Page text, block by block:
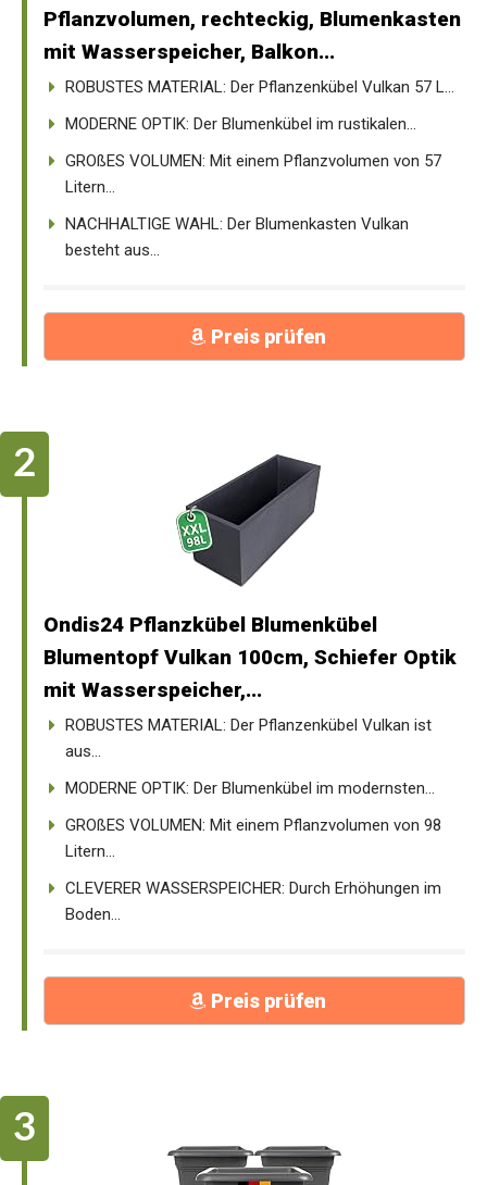
Pflanzvolumen, rechteckig, Blumenkasten
mit Wasserspeicher, Balkon...
ROBUSTES MATERIAL: Der Pflanzenkübel Vulkan 57 L...
MODERNE OPTIK: Der Blumenkübel im rustikalen...
GROßES VOLUMEN: Mit einem Pflanzvolumen von 57
Litern...
NACHHALTIGE WAHL: Der Blumenkasten Vulkan
besteht aus...
Preis prüfen
Ondis24 Pflanzkübel Blumenkübel
Blumentopf Vulkan 100cm, Schiefer Optik
mit Wasserspeicher,...
ROBUSTES MATERIAL: Der Pflanzenkübel Vulkan ist
aus...
MODERNE OPTIK: Der Blumenkübel im modernsten...
GROßES VOLUMEN: Mit einem Pflanzvolumen von 98
Litern...
CLEVERER WASSERSPEICHER: Durch Erhöhungen im
Boden...
Preis prüfen